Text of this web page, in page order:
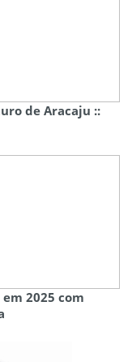
de Aracaju ::
2025 com